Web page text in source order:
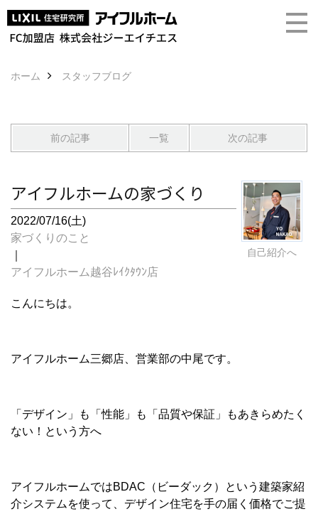
ホーム スタッフブログ
前の記事 一覧 次の記事
自己紹介へ
アイフルホームの家づくり
2022/07/16(土)
家づくりのこと
アイフルホーム越谷ﾚｲｸﾀｳﾝ店
こんにちは。
アイフルホーム三郷店、営業部の中尾です。
「デザイン」も「性能」も「品質や保証」もあきらめたく
ない！という方へ
アイフルホームではBDAC（ビーダック）という建築家紹
介システムを使って、デザイン住宅を手の届く価格でご提